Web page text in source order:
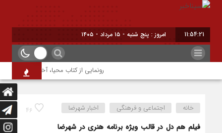
11:54:21 امروز : پنج شنبه - ۱۵ مرداد - ۱۴۰۵
رونمایی از کتاب محیا، آخرین اثر
46 خانه اجتماعی و فرهنگی اخبار شهرضا
فیلم هم دل در قالب ویژه برنامه هنری در شهرضا